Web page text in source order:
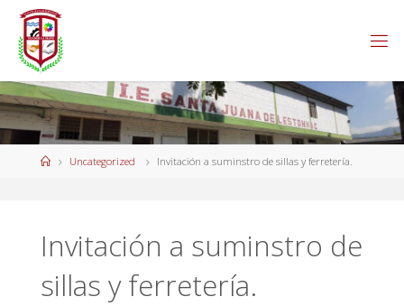
Uncategorized Invitación a suminstro de sillas y ferretería.
Invitación a suminstro de
sillas y ferretería.